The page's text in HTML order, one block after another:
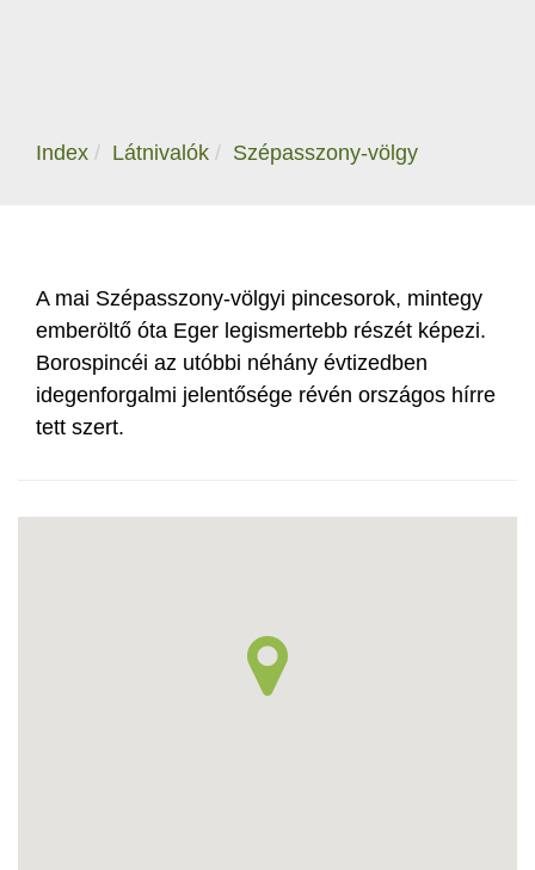
Index Látnivalók Szépasszony-völgy
A mai Szépasszony-völgyi pincesorok, mintegy
emberöltő óta Eger legismertebb részét képezi.
Borospincéi az utóbbi néhány évtizedben
idegenforgalmi jelentősége révén országos hírre
tett szert.